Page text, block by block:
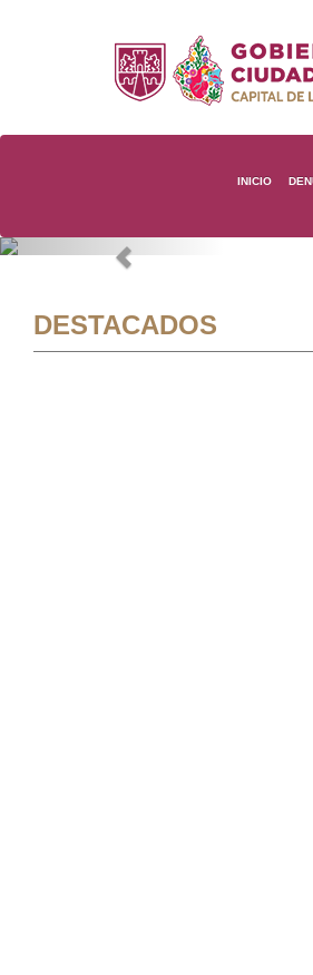
INICIO
Previous
DESTACADOS